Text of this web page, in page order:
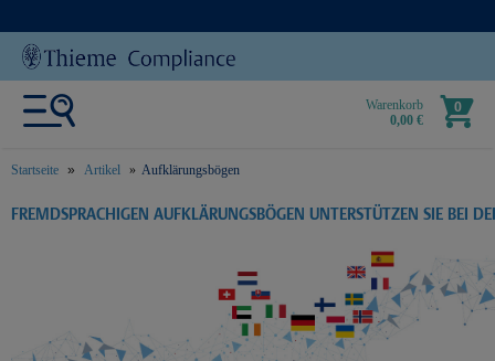
Warenkorb
0,00 €
0
Startseite Artikel Aufklärungsbögen
text.skipToContent
text.skipToNavigation
FREMDSPRACHIGEN AUFKLÄRUNGSBÖGEN UNTERSTÜTZEN SIE BEI